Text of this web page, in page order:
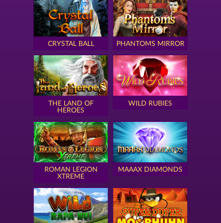
CRYSTAL BALL PHANTOMS MIRROR
THE LAND OF
HEROES
WILD RUBIES
ROMAN LEGION
XTREME
MAAAX DIAMONDS